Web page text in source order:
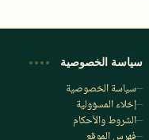
اشترك
اشترك في سياسة الخصوصية
سياسة الخصوصية
إخلاء المسؤولية
الشروط والأحكام